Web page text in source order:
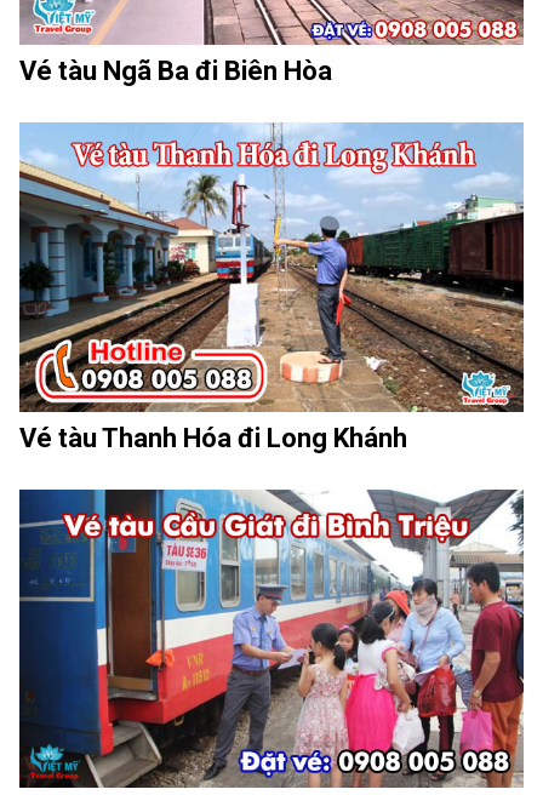
Vé tàu Ngã Ba đi Biên Hòa
Vé tàu Thanh Hóa đi Long Khánh